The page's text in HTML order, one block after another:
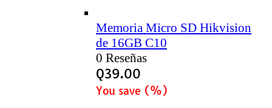
Memoria Micro SD Hikvision
de 16GB C10
0 Reseñas
Q39.00
You save (%)